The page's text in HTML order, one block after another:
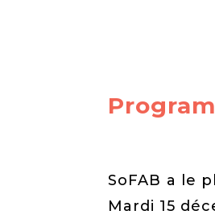
SoFAB a le
Mardi 15